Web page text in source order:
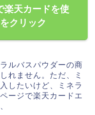
楽天カードを使
クリック
ルバスパウダーの商
れません。ただ、ミ
したいけど、ミネラ
ージで楽天カードエ